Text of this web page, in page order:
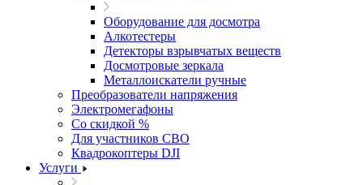
Оборудование для досмотра
Алкотестеры
Детекторы взрывчатых веществ
Досмотровые зеркала
Металлоискатели ручные
Преобразователи напряжения
Электромегафоны
Со скидкой %
Для участников СВО
Квадрокоптеры DJI
Услуги